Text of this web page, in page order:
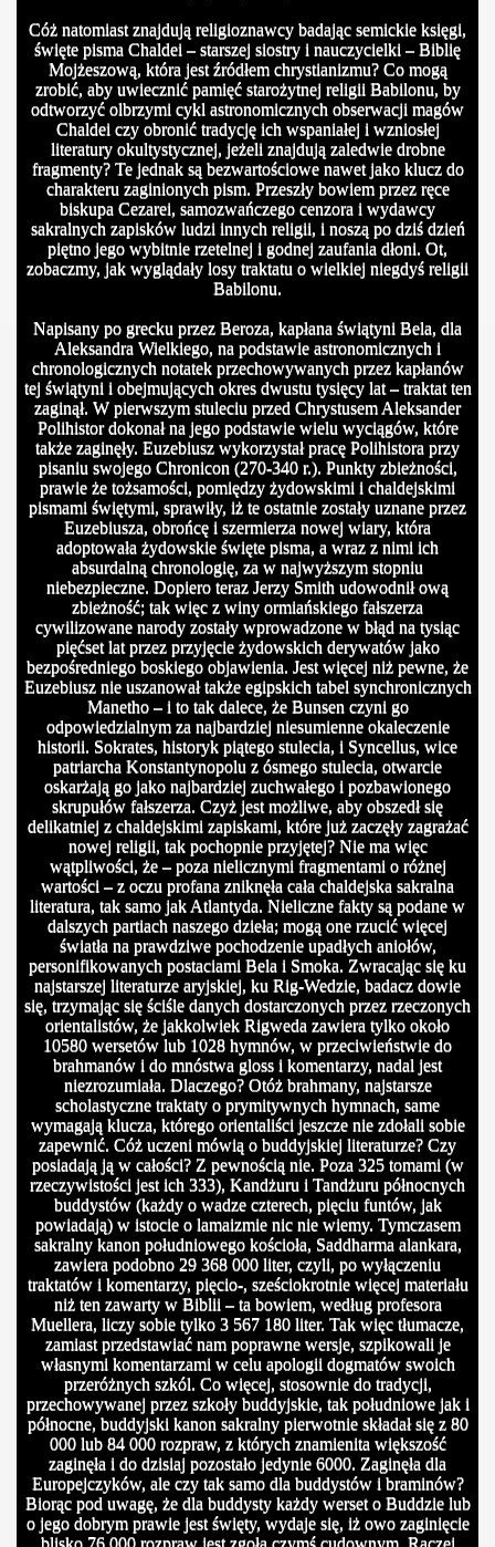
Cóż natomiast znajdują religioznawcy badając semickie księgi,
święte pisma Chaldei – starszej siostry i nauczycielki – Biblię
Mojżeszową, która jest źródłem chrystianizmu? Co mogą
zrobić, aby uwiecznić pamięć starożytnej religii Babilonu, by
odtworzyć olbrzymi cykl astronomicznych obserwacji magów
Chaldei czy obronić tradycję ich wspaniałej i wzniosłej
literatury okultystycznej, jeżeli znajdują zaledwie drobne
fragmenty? Te jednak są bezwartościowe nawet jako klucz do
charakteru zaginionych pism. Przeszły bowiem przez ręce
biskupa Cezarei, samozwańczego cenzora i wydawcy
sakralnych zapisków ludzi innych religii, i noszą po dziś dzień
piętno jego wybitnie rzetelnej i godnej zaufania dłoni. Ot,
zobaczmy, jak wyglądały losy traktatu o wielkiej niegdyś religii
Babilonu.
Napisany po grecku przez Beroza, kapłana świątyni Bela, dla
Aleksandra Wielkiego, na podstawie astronomicznych i
chronologicznych notatek przechowywanych przez kapłanów
tej świątyni i obejmujących okres dwustu tysięcy lat – traktat ten
zaginął. W pierwszym stuleciu przed Chrystusem Aleksander
Polihistor dokonał na jego podstawie wielu wyciągów, które
także zaginęły. Euzebiusz wykorzystał pracę Polihistora przy
pisaniu swojego Chronicon (270-340 r.). Punkty zbieżności,
prawie że tożsamości, pomiędzy żydowskimi i chaldejskimi
pismami świętymi, sprawiły, iż te ostatnie zostały uznane przez
Euzebiusza, obrońcę i szermierza nowej wiary, która
adoptowała żydowskie święte pisma, a wraz z nimi ich
absurdalną chronologię, za w najwyższym stopniu
niebezpieczne. Dopiero teraz Jerzy Smith udowodnił ową
zbieżność; tak więc z winy ormiańskiego fałszerza
cywilizowane narody zostały wprowadzone w błąd na tysiąc
pięćset lat przez przyjęcie żydowskich derywatów jako
bezpośredniego boskiego objawienia. Jest więcej niż pewne, że
Euzebiusz nie uszanował także egipskich tabel synchronicznych
Manetho – i to tak dalece, że Bunsen czyni go
odpowiedzialnym za najbardziej niesumienne okaleczenie
historii. Sokrates, historyk piątego stulecia, i Syncellus, wice
patriarcha Konstantynopolu z ósmego stulecia, otwarcie
oskarżają go jako najbardziej zuchwałego i pozbawionego
skrupułów fałszerza. Czyż jest możliwe, aby obszedł się
delikatniej z chaldejskimi zapiskami, które już zaczęły zagrażać
nowej religii, tak pochopnie przyjętej? Nie ma więc
wątpliwości, że – poza nielicznymi fragmentami o różnej
wartości – z oczu profana zniknęła cała chaldejska sakralna
literatura, tak samo jak Atlantyda. Nieliczne fakty są podane w
dalszych partiach naszego dzieła; mogą one rzucić więcej
światła na prawdziwe pochodzenie upadłych aniołów,
personifikowanych postaciami Bela i Smoka. Zwracając się ku
najstarszej literaturze aryjskiej, ku Rig-Wedzie, badacz dowie
się, trzymając się ściśle danych dostarczonych przez rzeczonych
orientalistów, że jakkolwiek Rigweda zawiera tylko około
10580 wersetów lub 1028 hymnów, w przeciwieństwie do
brahmanów i do mnóstwa gloss i komentarzy, nadal jest
niezrozumiała. Dlaczego? Otóż brahmany, najstarsze
scholastyczne traktaty o prymitywnych hymnach, same
wymagają klucza, którego orientaliści jeszcze nie zdołali sobie
zapewnić. Cóż uczeni mówią o buddyjskiej literaturze? Czy
posiadają ją w całości? Z pewnością nie. Poza 325 tomami (w
rzeczywistości jest ich 333), Kandżuru i Tandżuru północnych
buddystów (każdy o wadze czterech, pięciu funtów, jak
powiadają) w istocie o lamaizmie nic nie wiemy. Tymczasem
sakralny kanon południowego kościoła, Saddharma alankara,
zawiera podobno 29 368 000 liter, czyli, po wyłączeniu
traktatów i komentarzy, pięcio-, sześciokrotnie więcej materiału
niż ten zawarty w Biblii – ta bowiem, według profesora
Muellera, liczy sobie tylko 3 567 180 liter. Tak więc tłumacze,
zamiast przedstawiać nam poprawne wersje, szpikowali je
własnymi komentarzami w celu apologii dogmatów swoich
przeróżnych szkól. Co więcej, stosownie do tradycji,
przechowywanej przez szkoły buddyjskie, tak południowe jak i
północne, buddyjski kanon sakralny pierwotnie składał się z 80
000 lub 84 000 rozpraw, z których znamienita większość
zaginęła i do dzisiaj pozostało jedynie 6000. Zaginęła dla
Europejczyków, ale czy tak samo dla buddystów i braminów?
Biorąc pod uwagę, że dla buddysty każdy werset o Buddzie lub
o jego dobrym prawie jest święty, wydaje się, iż owo zaginięcie
blisko 76 000 rozpraw jest zgoła czymś cudownym. Raczej